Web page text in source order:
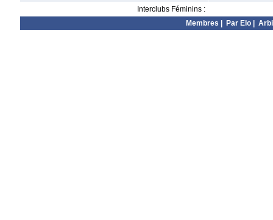
Interclubs Féminins :
Membres
Par Elo